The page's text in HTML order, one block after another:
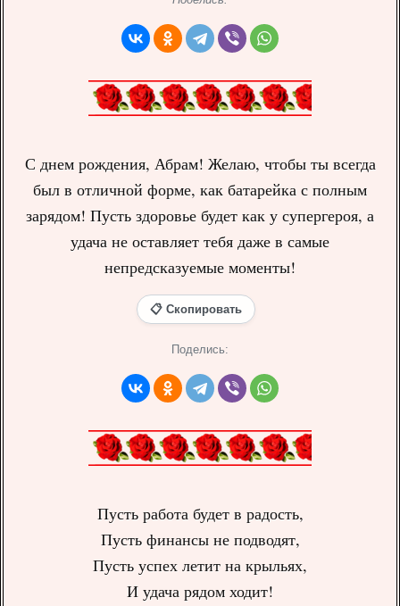
С днем рождения, Абрам! Желаю, чтобы ты всегда
был в отличной форме, как батарейка с полным
зарядом! Пусть здоровье будет как у супергероя, а
удача не оставляет тебя даже в самые
непредсказуемые моменты!
📋 Скопировать
Поделись:
Пусть работа будет в радость,
Пусть финансы не подводят,
Пусть успех летит на крыльях,
И удача рядом ходит!